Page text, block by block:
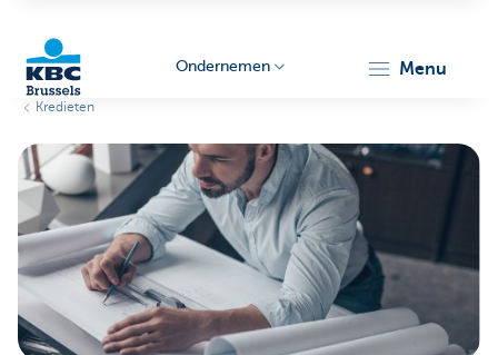
Ondernemers
Ondernemen menu
Kredieten